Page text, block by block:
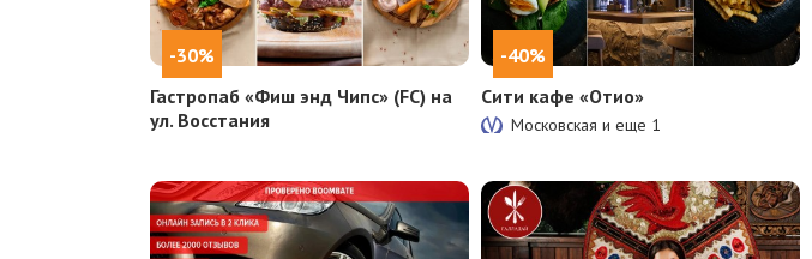
-30%
Гастропаб «Фиш энд Чипс» (FC) на
ул. Восстания
-40%
Сити кафе «Отио»
Московская и еще 1